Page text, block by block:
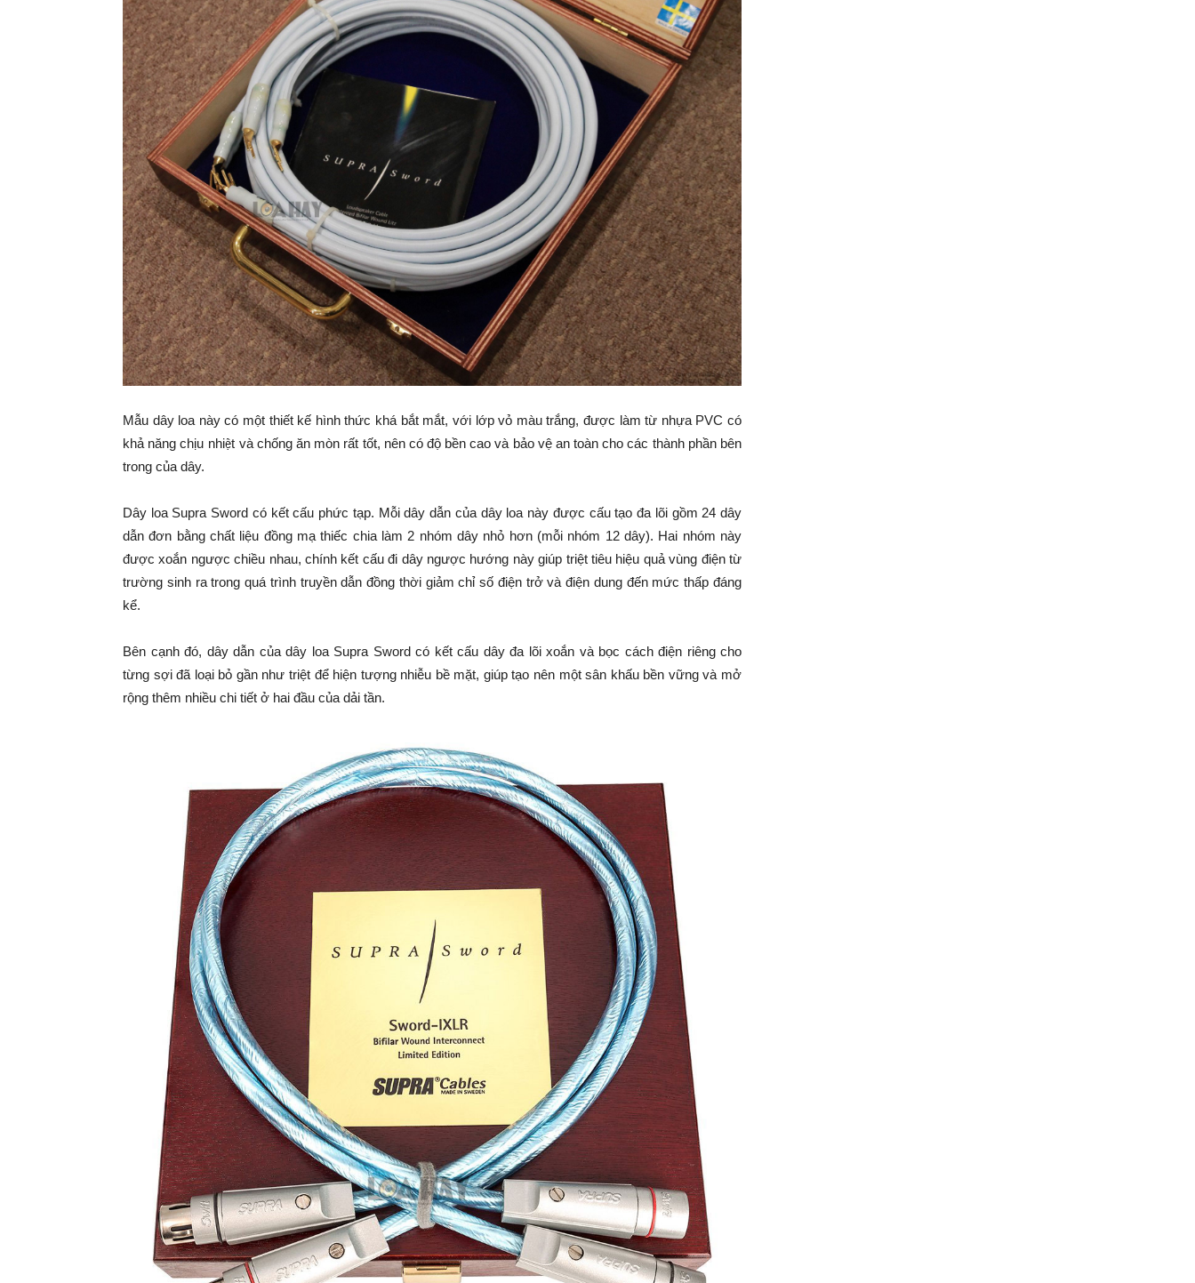
Mẫu dây loa này có một thiết kế hình thức khá bắt mắt, với lớp vỏ màu trắng, được làm từ nhựa PVC có
khả năng chịu nhiệt và chống ăn mòn rất tốt, nên có độ bền cao và bảo vệ an toàn cho các thành phần bên
trong của dây.
Dây loa Supra Sword có kết cấu phức tạp. Mỗi dây dẫn của dây loa này được cấu tạo đa lõi gồm 24 dây
dẫn đơn bằng chất liệu đồng mạ thiếc chia làm 2 nhóm dây nhỏ hơn (mỗi nhóm 12 dây). Hai nhóm này
được xoắn ngược chiều nhau, chính kết cấu đi dây ngược hướng này giúp triệt tiêu hiệu quả vùng điện từ
trường sinh ra trong quá trình truyền dẫn đồng thời giảm chỉ số điện trở và điện dung đến mức thấp đáng
kể.
Bên cạnh đó, dây dẫn của dây loa Supra Sword có kết cấu dây đa lõi xoắn và bọc cách điện riêng cho
từng sợi đã loại bỏ gần như triệt để hiện tượng nhiễu bề mặt, giúp tạo nên một sân khấu bền vững và mở
rộng thêm nhiều chi tiết ở hai đầu của dải tần.